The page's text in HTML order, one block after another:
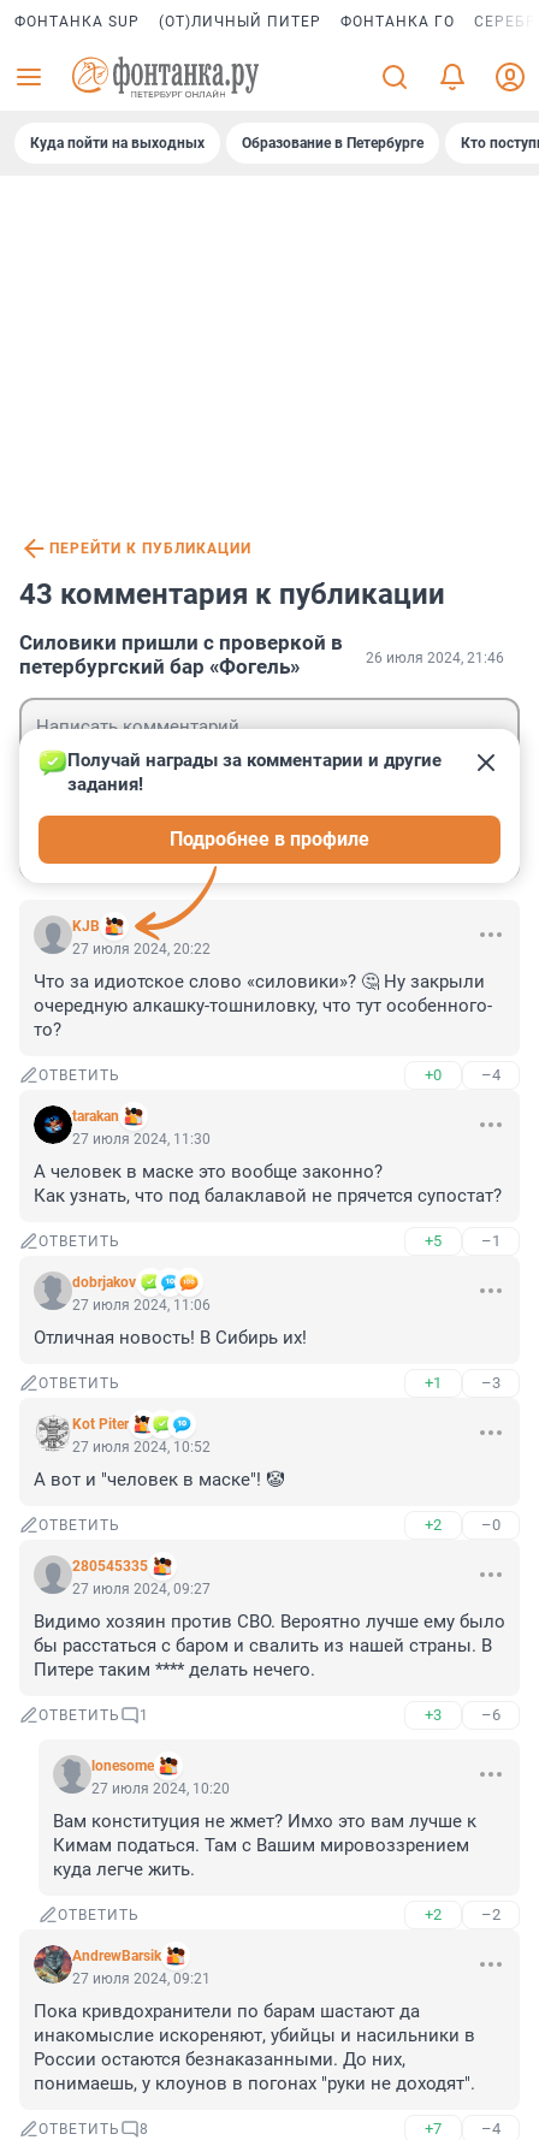
ФОНТАНКА SUP (ОТ)ЛИЧНЫЙ ПИТЕР ФОНТАНКА ГО
Куда пойти на выходных Образование в Петербурге Кто
ПЕРЕЙТИ К ПУБЛИКАЦИИ
43 комментария к публикации
Силовики пришли с проверкой в
петербургский бар «Фогель»
26 июля 2024, 21:46
KJB
Получай награды за комментарии и другие
задания!
Подробнее в профиле
27 июля 2024, 20:22
Что за идиотское слово «силовики»? 🤔 Ну закрыли
очередную алкашку-тошниловку, что тут особенного-
то?
ОТВЕТИТЬ +0 –4
tarakan
27 июля 2024, 11:30
А человек в маске это вообще законно?
Как узнать, что под балаклавой не прячется супостат?
ОТВЕТИТЬ +5 –1
dobrjakov
27 июля 2024, 11:06
Отличная новость! В Сибирь их!
ОТВЕТИТЬ +1 –3
Kot Piter
27 июля 2024, 10:52
А вот и "человек в маске"! 🤡
ОТВЕТИТЬ +2 –0
280545335
27 июля 2024, 09:27
Видимо хозяин против СВО. Вероятно лучше ему было
бы расстаться с баром и свалить из нашей страны. В
Питере таким **** делать нечего.
ОТВЕТИТЬ 1 +3 –6
lonesome
27 июля 2024, 10:20
Вам конституция не жмет? Имхо это вам лучше к
Кимам податься. Там с Вашим мировоззрением
куда легче жить.
ОТВЕТИТЬ +2 –2
AndrewBarsik
27 июля 2024, 09:21
Пока кривдохранители по барам шастают да
инакомыслие искореняют, убийцы и насильники в
России остаются безнаказанными. До них,
понимаешь, у клоунов в погонах "руки не доходят".
ОТВЕТИТЬ 8 +7 –4